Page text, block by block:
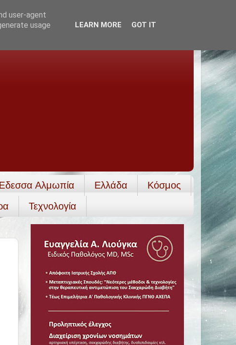
Αλμωπία Ελλάδα
Κόσμος
Τεχνολογία
user-agent
usage
LEARN MORE GOT IT